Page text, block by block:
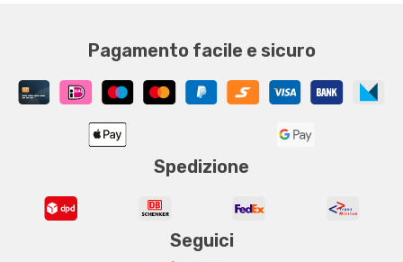
Pagamento facile e sicuro
Spedizione
Seguici